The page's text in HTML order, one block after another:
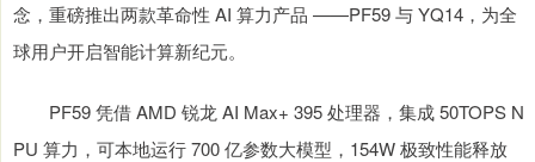
念，重磅推出两款革命性 AI 算力产品 ——PF59 与 YQ14，为全
球用户开启智能计算新纪元。
PF59 凭借 AMD 锐龙 AI Max+ 395 处理器，集成 50TOPS N
PU 算力，可本地运行 700 亿参数大模型，154W 极致性能释放